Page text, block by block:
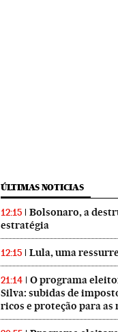
ÚLTIMAS NOTICIAS
12:15
Bolsonaro, a
estratégia
12:15 Lula, uma
21:14
O programa
Silva: subidas de
ricos e proteção para as